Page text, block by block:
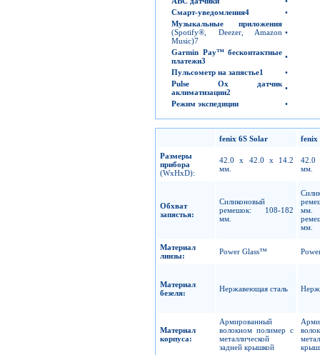
Смарт-уведомления4
•
Музыкальные приложения
(Spotify®, Deezer, Amazon
Music)7
•
Garmin Pay™ бесконтактные
платежи3
•
Пульсометр на запястье1
•
Pulse Ox датчик
аклиматизации2
•
Режим экспедиции
•
fenix 6S Solar
fenix
Размеры
прибора
(WxHxD):
42.0 x 42.0 x 14.2
мм.
мм.
Обхват
запястья:
Силиконовый
ремешок: 108-182
мм.
мм.
Материал
линзы:
Power Glass™
Материал
безеля:
Нержавеющая сталь
Материал
корпуса:
Армированный
волокном полимер с
металлической
задней крышкой